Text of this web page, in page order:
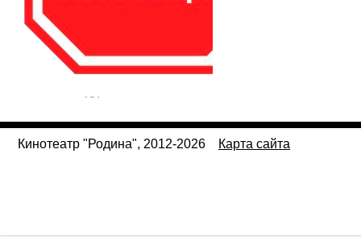
Кинотеатр "Родина", 2012-2026 Карта сайта